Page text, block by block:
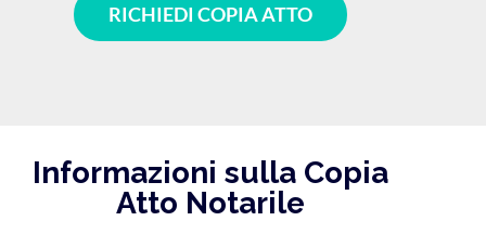
RICHIEDI COPIA ATTO
Informazioni sulla Copia
Atto Notarile